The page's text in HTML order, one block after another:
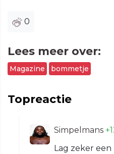
0
Lees meer over:
Magazine bommetje
Topreactie
Simpelmans
Lag zeker